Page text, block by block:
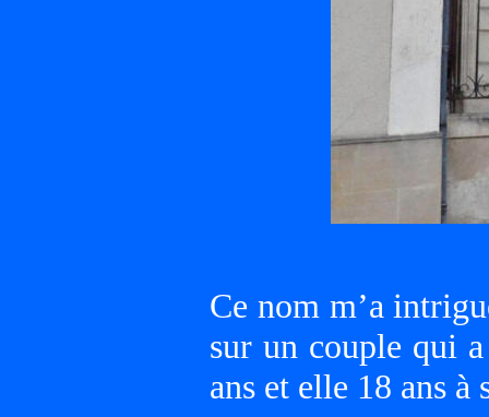
Ce nom m’a
sur un couple qui
ans et elle 18 ans à